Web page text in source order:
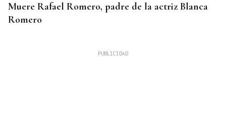
Muere Rafael Romero, padre de la actriz Blanca
Romero